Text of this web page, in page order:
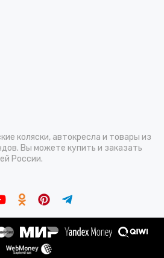
коляски, автокресла и товары из
Вы можете купить и заказать
России.